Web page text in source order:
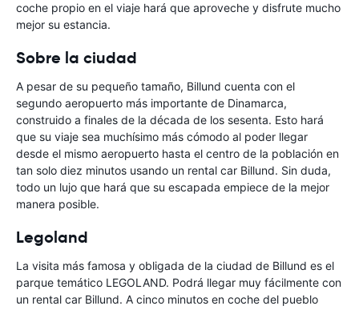
coche propio en el viaje hará que aproveche y disfrute mucho
mejor su estancia.
Sobre la ciudad
A pesar de su pequeño tamaño, Billund cuenta con el
segundo aeropuerto más importante de Dinamarca,
construido a finales de la década de los sesenta. Esto hará
que su viaje sea muchísimo más cómodo al poder llegar
desde el mismo aeropuerto hasta el centro de la población en
tan solo diez minutos usando un rental car Billund. Sin duda,
todo un lujo que hará que su escapada empiece de la mejor
manera posible.
Legoland
La visita más famosa y obligada de la ciudad de Billund es el
parque temático LEGOLAND. Podrá llegar muy fácilmente con
un rental car Billund. A cinco minutos en coche del pueblo